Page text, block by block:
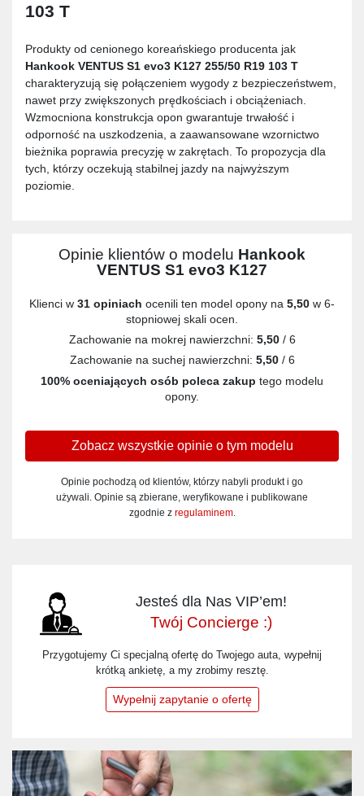
103 T
Produkty od cenionego koreańskiego producenta jak
Hankook VENTUS S1 evo3 K127 255/50 R19 103 T
charakteryzują się połączeniem wygody z bezpieczeństwem,
nawet przy zwiększonych prędkościach i obciążeniach.
Wzmocniona konstrukcja opon gwarantuje trwałość i
odporność na uszkodzenia, a zaawansowane wzornictwo
bieżnika poprawia precyzję w zakrętach. To propozycja dla
tych, którzy oczekują stabilnej jazdy na najwyższym
poziomie.
Opinie klientów o modelu Hankook
VENTUS S1 evo3 K127
Klienci w 31 opiniach ocenili ten model opony na 5,50 w 6-
stopniowej skali ocen.
Zachowanie na mokrej nawierzchni: 5,50/ 6
Zachowanie na suchej nawierzchni: 5,50/ 6
100% oceniających osób poleca zakup tego modelu
opony.
Zobacz wszystkie opinie o tym modelu
Opinie pochodzą od klientów, którzy nabyli produkt i go
używali. Opinie są zbierane, weryfikowane i publikowane
zgodnie z regulaminem.
Jesteś dla Nas VIP’em!
Twój Concierge :)
Przygotujemy Ci specjalną ofertę do Twojego auta, wypełnij
krótką ankietę, a my zrobimy resztę.
Wypełnij zapytanie o ofertę